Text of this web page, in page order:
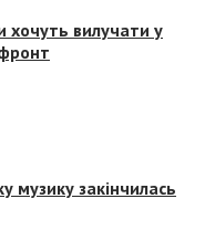
хочуть вилучати у
музику закінчилась